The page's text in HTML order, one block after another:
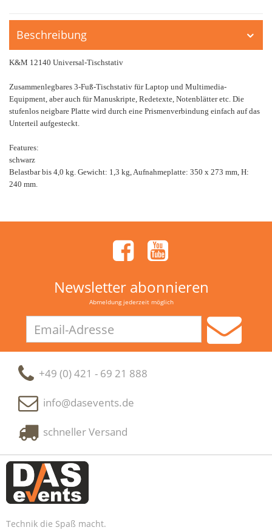
Beschreibung
K&M 12140 Universal-Tischstativ
Zusammenlegbares 3-Fuß-Tischstativ für Laptop und Multimedia-
Equipment, aber auch für Manuskripte, Redetexte, Notenblätter etc. Die
stufenlos neigbare Platte wird durch eine Prismenverbindung einfach auf das
Unterteil aufgesteckt.
Features:
schwarz
Belastbar bis 4,0 kg. Gewicht: 1,3 kg, Aufnahmeplatte: 350 x 273 mm, H:
240 mm.
Newsletter abonnieren
Abmeldung jederzeit möglich
Adresse
+49 (0) 421 - 69 21 888
info@dasevents.de
schneller Versand
Technik die Spaß macht.